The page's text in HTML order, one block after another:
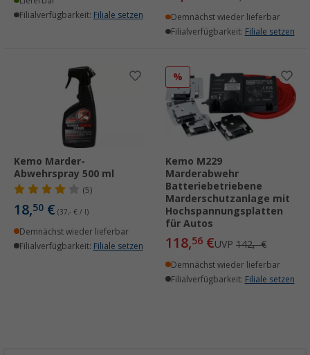
Filialverfügbarkeit: Filiale setzen
Demnächst wieder lieferbar
Filialverfügbarkeit: Filiale setzen
Kemo Marder-
Abwehrspray 500 ml
(5)
18,50 € (37,- € / l)
Demnächst wieder lieferbar
Filialverfügbarkeit: Filiale setzen
%
Kemo M229
Marderabwehr
Batteriebetriebene
Marderschutzanlage mit
Hochspannungsplatten
für Autos
118,56 €UVP 142,- €
Demnächst wieder lieferbar
Filialverfügbarkeit: Filiale setzen